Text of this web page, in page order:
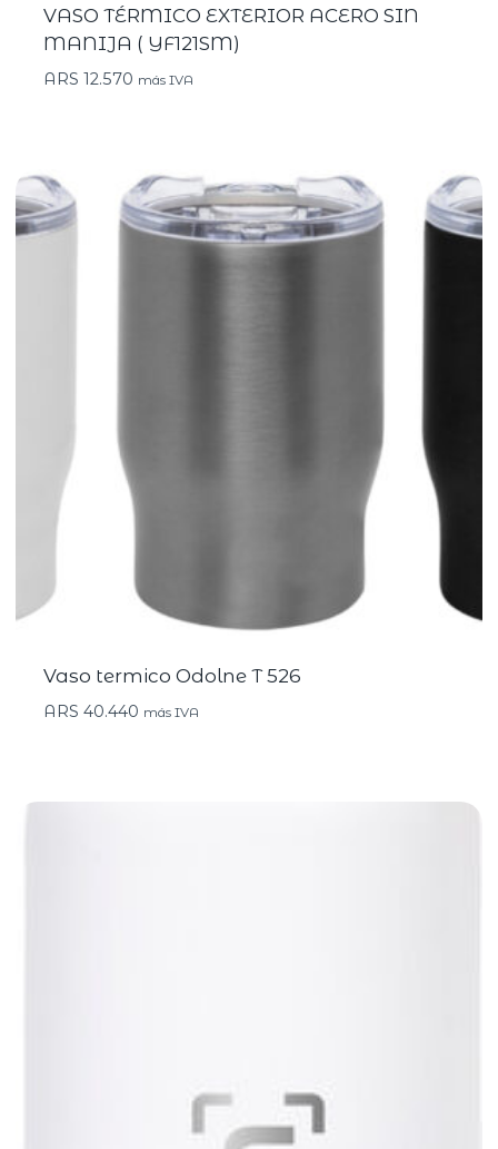
VASO TÉRMICO EXTERIOR ACERO SIN
MANIJA ( YF121SM)
ARS 12.570 más IVA
Vaso termico Odolne T 526
ARS 40.440 más IVA